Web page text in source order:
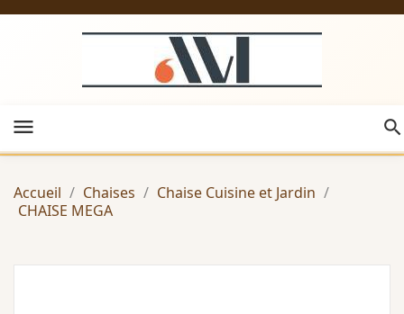
menu
Accueil Chaises
Chaise Cuisine et Jardin
CHAISE MEGA